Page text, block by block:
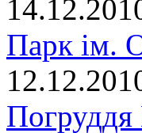
Парк ім.